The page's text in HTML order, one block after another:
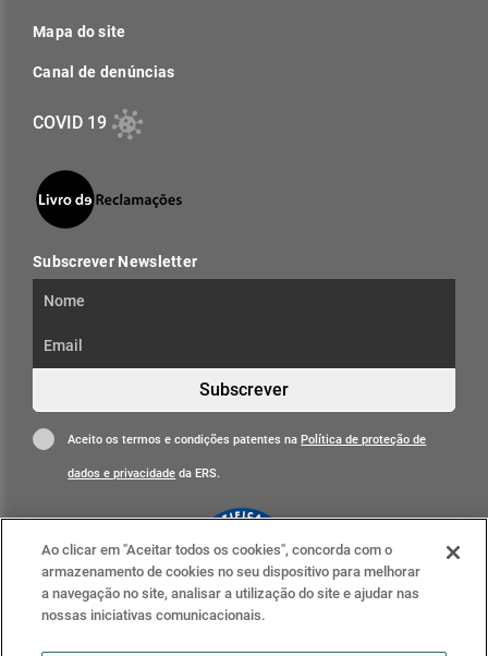
Mapa do site
Canal de denúncias
COVID 19
Subscrever Newsletter
Subscrever
Aceito os termos e condições patentes naPolítica de proteção de
dados e privacidade da ERS.
Clique para mais informações
ERS nas redes sociais
Ao clicar em "Aceitar todos os cookies", concorda com o
armazenamento de cookies no seu dispositivo para melhorar
a navegação no site, analisar a utilização do site e ajudar nas
nossas iniciativas comunicacionais.